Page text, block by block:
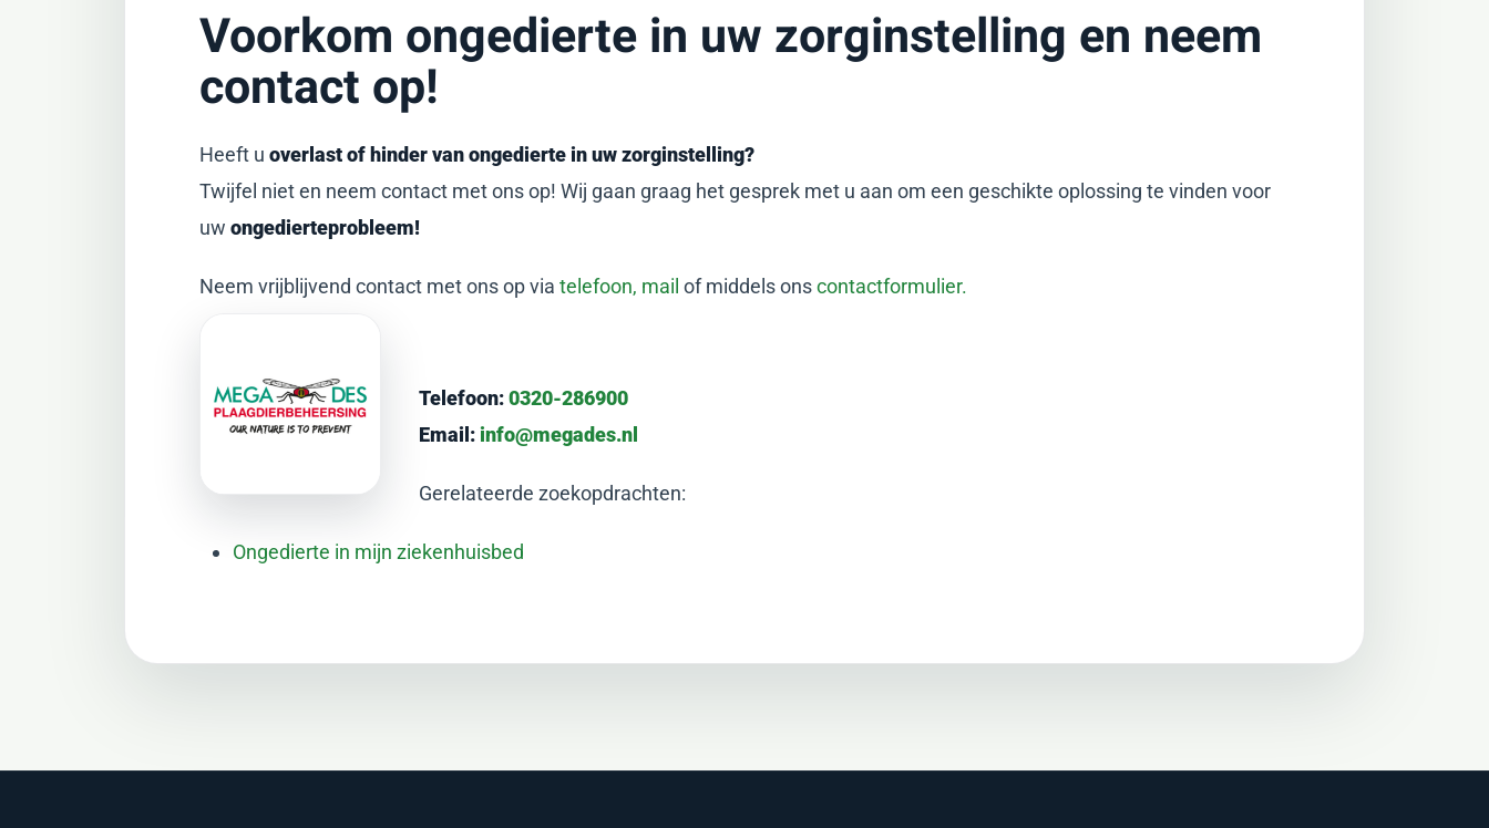
Voorkom ongedierte in uw zorginstelling en neem
contact op!
Heeft uoverlast of hinder van ongedierte in uw zorginstelling?
Twijfel niet en neem contact met ons op! Wij gaan graag het gesprek met u aan om een geschikte oplossing te vinden voor
uwongedierteprobleem!
Neem vrijblijvend contact met ons op viatelefoon, mail of middels onscontactformulier.
Telefoon:0320-286900
Email:info@megades.nl
Gerelateerde zoekopdrachten:
Ongedierte in mijn ziekenhuisbed